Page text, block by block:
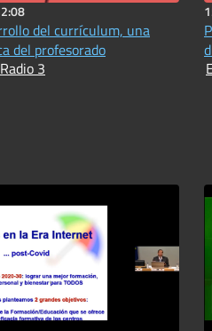
del currículum, una
del profesorado
3